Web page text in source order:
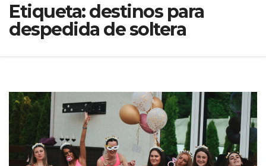
Etiqueta:destinos para
despedida de soltera